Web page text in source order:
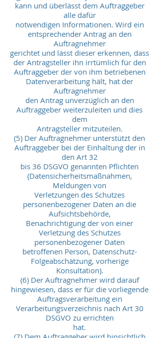
kann und überlässt dem Auftraggeber
alle dafür
notwendigen Informationen. Wird ein
entsprechender Antrag an den
Auftragnehmer
gerichtet und lässt dieser erkennen, dass
der Antragsteller ihn irrtümlich für den
Auftraggeber der von ihm betriebenen
Datenverarbeitung hält, hat der
Auftragnehmer
den Antrag unverzüglich an den
Auftraggeber weiterzuleiten und dies
dem
Antragsteller mitzuteilen.
(5) Der Auftragnehmer unterstützt den
Auftraggeber bei der Einhaltung der in
den Art 32
bis 36 DSGVO genannten Pflichten
(Datensicherheitsmaßnahmen,
Meldungen von
Verletzungen des Schutzes
personenbezogener Daten an die
Aufsichtsbehörde,
Benachrichtigung der von einer
Verletzung des Schutzes
personenbezogener Daten
betroffenen Person, Datenschutz-
Folgeabschätzung, vorherige
Konsultation).
(6) Der Auftragnehmer wird darauf
hingewiesen, dass er für die vorliegende
Auftragsverarbeitung ein
Verarbeitungsverzeichnis nach Art 30
DSGVO zu errichten
hat.